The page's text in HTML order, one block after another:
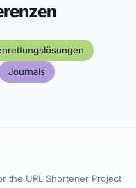
Journals
the URL Shortener Project